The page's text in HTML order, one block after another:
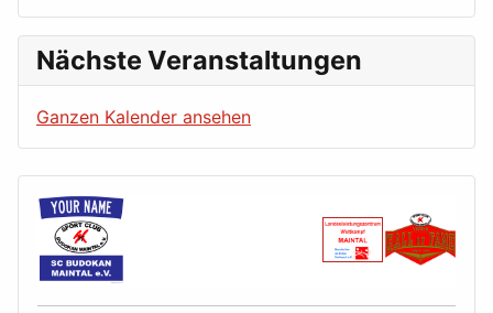
Nächste Veranstaltungen
Ganzen Kalender ansehen